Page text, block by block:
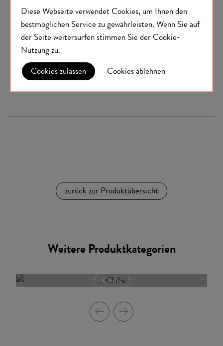
Diese Webseite verwendet Cookies, um Ihnen den
bestmöglichen Service zu gewährleisten. Wenn Sie auf
der Seite weitersurfen stimmen Sie der Cookie-
Nutzungzu.
Cookies zulassen
Cookies ablehnen
Suppen
RINDSUPPE FEEL GOOD!
€ 5,82/100 g
zurück zur Produktübersicht
Weitere Produktkategorien
Chilis